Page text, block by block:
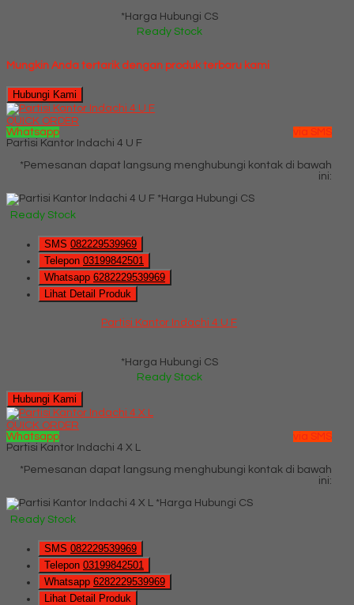
*Harga Hubungi CS
Ready Stock
Mungkin Anda tertarik dengan produk terbaru kami
Hubungi Kami
QUICK ORDER
Whatsapp
via SMS
Partisi Kantor Indachi 4 U F
*Pemesanan dapat langsung menghubungi kontak di bawah
ini:
*Harga Hubungi CS
Ready Stock
SMS 082229539969
Telepon 03199842501
Whatsapp 6282229539969
Lihat Detail Produk
Partisi Kantor Indachi 4 U F
*Harga Hubungi CS
Ready Stock
Hubungi Kami
QUICK ORDER
Whatsapp
via SMS
Partisi Kantor Indachi 4 X L
*Pemesanan dapat langsung menghubungi kontak di bawah
ini:
*Harga Hubungi CS
Ready Stock
SMS 082229539969
Telepon 03199842501
Whatsapp 6282229539969
Lihat Detail Produk